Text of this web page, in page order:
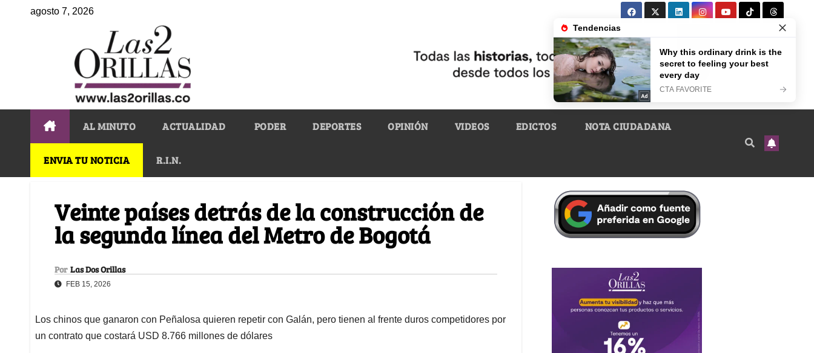
agosto 7, 2026
AL MINUTO ACTUALIDAD PODER DEPORTES OPINIÓN VIDEOS EDICTOS NOTA CIUDADANA
ENVIA TU NOTICIA R.I.N.
Veinte países detrás de la construcción de
la segunda línea del Metro de Bogotá
Por Las Dos Orillas
FEB 15, 2026
Los chinos que ganaron con Peñalosa quieren repetir con Galán, pero tienen al frente duros competidores por
un contrato que costará USD 8.766 millones de dólares